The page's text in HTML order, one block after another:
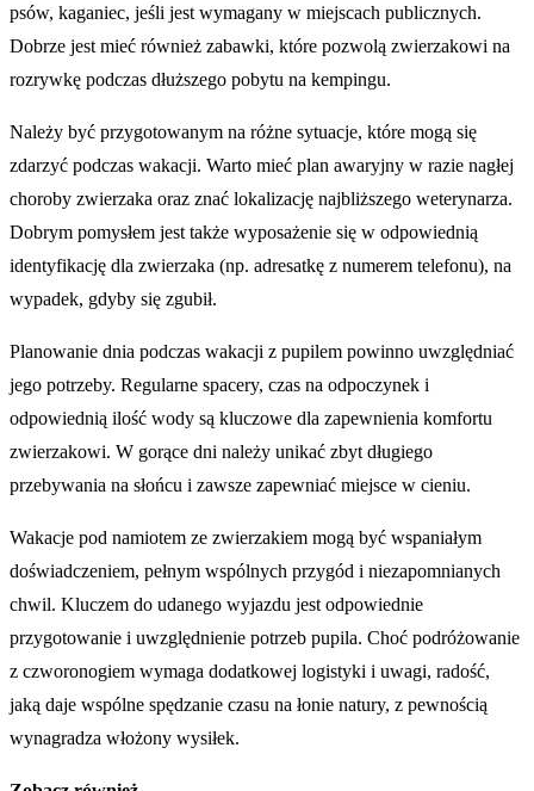
psów, kaganiec, jeśli jest wymagany w miejscach publicznych.
Dobrze jest mieć również zabawki, które pozwolą zwierzakowi na
rozrywkę podczas dłuższego pobytu na kempingu.
Należy być przygotowanym na różne sytuacje, które mogą się
zdarzyć podczas wakacji. Warto mieć plan awaryjny w razie nagłej
choroby zwierzaka oraz znać lokalizację najbliższego weterynarza.
Dobrym pomysłem jest także wyposażenie się w odpowiednią
identyfikację dla zwierzaka (np. adresatkę z numerem telefonu), na
wypadek, gdyby się zgubił.
Planowanie dnia podczas wakacji z pupilem powinno uwzględniać
jego potrzeby. Regularne spacery, czas na odpoczynek i
odpowiednią ilość wody są kluczowe dla zapewnienia komfortu
zwierzakowi. W gorące dni należy unikać zbyt długiego
przebywania na słońcu i zawsze zapewniać miejsce w cieniu.
Wakacje pod namiotem ze zwierzakiem mogą być wspaniałym
doświadczeniem, pełnym wspólnych przygód i niezapomnianych
chwil. Kluczem do udanego wyjazdu jest odpowiednie
przygotowanie i uwzględnienie potrzeb pupila. Choć podróżowanie
z czworonogiem wymaga dodatkowej logistyki i uwagi, radość,
jaką daje wspólne spędzanie czasu na łonie natury, z pewnością
wynagradza włożony wysiłek.